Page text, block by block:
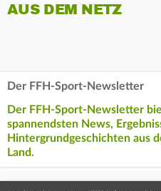
AUS DEM NETZ
Der FFH-Sport-Newsletter
Der FFH-Sport-Newsletter
spannendsten News,
Hintergrundgeschichten aus
Land.